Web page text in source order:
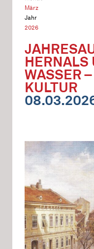
März
Jahr
2026
HERNALS
WASSER
KULTUR